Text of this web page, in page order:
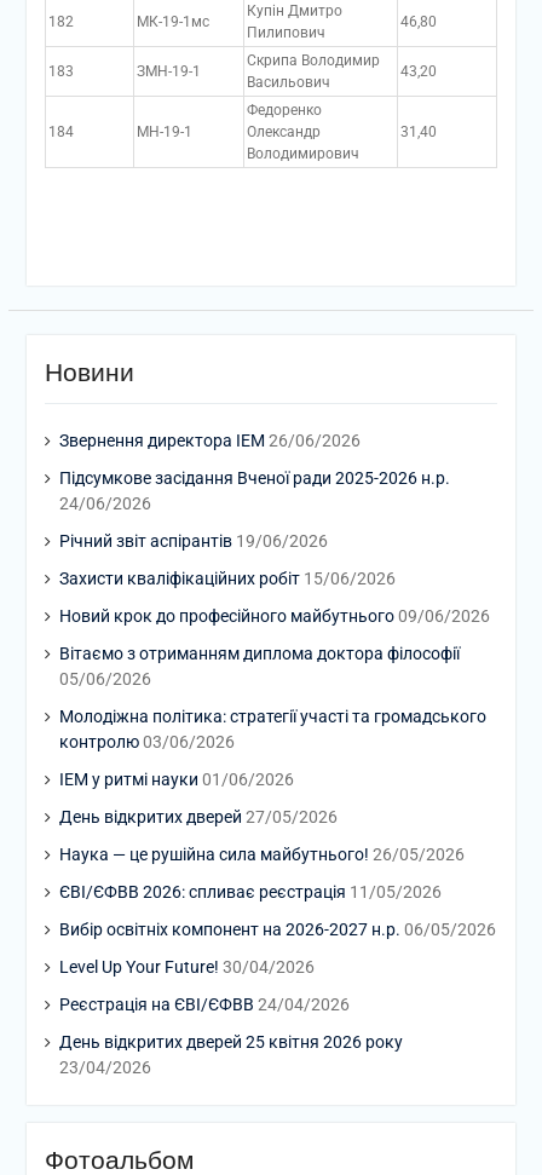
182 МК-19-1мс
Купін Дмитро
Пилипович
46,80
183 ЗМН-19-1
Скрипа Володимир
Васильович
43,20
184 МН-19-1
Федоренко
Олександр
Володимирович
31,40
Новини
Звернення директора ІЕМ 26/06/2026
Підсумкове засідання Вченої ради 2025-2026 н.р.
24/06/2026
Річний звіт аспірантів 19/06/2026
Захисти кваліфікаційних робіт 15/06/2026
Новий крок до професійного майбутнього 09/06/2026
Вітаємо з отриманням диплома доктора філософії
05/06/2026
Молодіжна політика: стратегії участі та громадського
контролю 03/06/2026
ІЕМ у ритмі науки 01/06/2026
День відкритих дверей 27/05/2026
Наука — це рушійна сила майбутнього! 26/05/2026
ЄВІ/ЄФВВ 2026: спливає реєстрація 11/05/2026
Вибір освітніх компонент на 2026-2027 н.р. 06/05/2026
Level Up Your Future! 30/04/2026
Реєстрація на ЄВІ/ЄФВВ 24/04/2026
День відкритих дверей 25 квітня 2026 року
23/04/2026
Фотоальбом